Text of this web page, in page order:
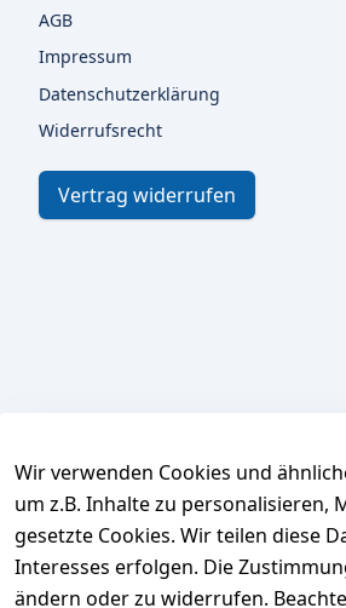
Wir verwenden Cookies und
um z.B. Inhalte zu
gesetzte Cookies. Wir teilen diese
Interesses erfolgen. Die
ändern oder zu widerrufen.
AGB
Impressum
Datenschutzerklärung
Widerrufsrecht
Vertrag widerrufen